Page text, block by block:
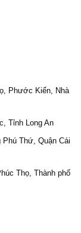
Phước Kiển, Nhà
Tỉnh Long An
Thứ, Quận Cái
Thọ, Thành phố